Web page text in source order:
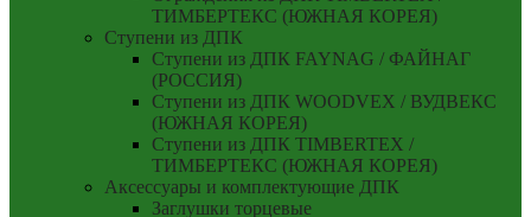
ТИМБЕРТЕКС (ЮЖНАЯ КОРЕЯ)
Ступени из ДПК
Ступени из ДПК FAYNAG / ФАЙНАГ
(РОССИЯ)
Ступени из ДПК WOODVEX / ВУДВЕКС
(ЮЖНАЯ КОРЕЯ)
Ступени из ДПК TIMBERTEX /
ТИМБЕРТЕКС (ЮЖНАЯ КОРЕЯ)
Аксессуары и комплектующие ДПК
Заглушки торцевые